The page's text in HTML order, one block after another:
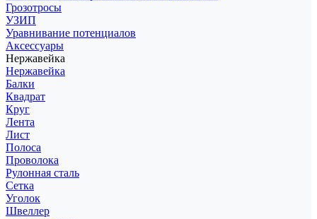
Грозотросы
УЗИП
Уравнивание потенциалов
Аксессуары
Нержавейка
Нержавейка
Балки
Квадрат
Круг
Лента
Лист
Полоса
Проволока
Рулонная сталь
Сетка
Уголок
Швеллер